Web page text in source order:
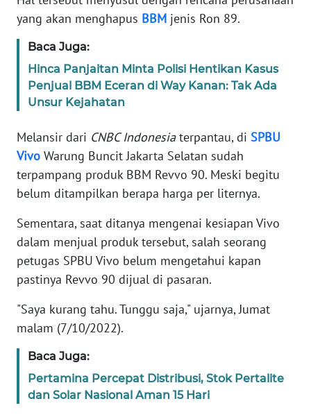
yang akan menghapus BBM jenis Ron 89.
Baca Juga:
Hinca Panjaitan Minta Polisi Hentikan Kasus
Penjual BBM Eceran di Way Kanan: Tak Ada
Unsur Kejahatan
Melansir dari CNBC Indonesiaterpantau, di SPBU
Vivo Warung Buncit Jakarta Selatan sudah
terpampang produk BBM Revvo 90. Meski begitu
belum ditampilkan berapa harga per liternya.
Sementara, saat ditanya mengenai kesiapan Vivo
dalam menjual produk tersebut, salah seorang
petugas SPBU Vivo belum mengetahui kapan
pastinya Revvo 90 dijual di pasaran.
"Saya kurang tahu. Tunggu saja," ujarnya, Jumat
malam (7/10/2022).
Baca Juga:
Pertamina Percepat Distribusi, Stok Pertalite
dan Solar Nasional Aman 15 Hari
Informasi
BERITA
KONTAK
KAMI
INFO
IKLAN
TENTANG
PEDOMAN
MEDIA
SIBER
REDAKSI
DISCLAIMER